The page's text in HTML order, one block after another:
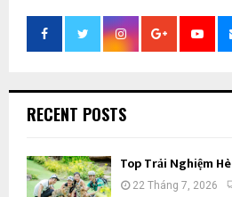
RECENT POSTS
Top Trải Nghiệm Hè
22 Tháng 7, 2026